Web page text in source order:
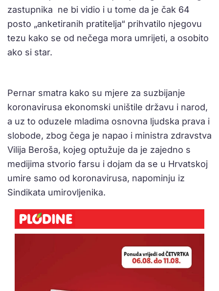
zastupnika ne bi vidio i u tome da je čak 64
posto „anketiranih pratitelja“ prihvatilo njegovu
tezu kako se od nečega mora umrijeti, a osobito
ako si star.
Pernar smatra kako su mjere za suzbijanje
koronavirusa ekonomski uništile državu i narod,
a uz to oduzele mladima osnovna ljudska prava i
slobode, zbog čega je napao i ministra zdravstva
Vilija Beroša, kojeg optužuje da je zajedno s
medijima stvorio farsu i dojam da se u Hrvatskoj
umire samo od koronavirusa, napominju iz
Sindikata umirovljenika.